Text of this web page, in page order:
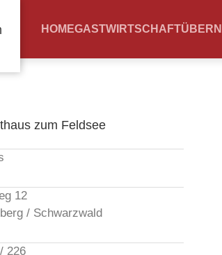
HOMEGASTWIRTSCHAFT
12
/ Schwarzwald
226